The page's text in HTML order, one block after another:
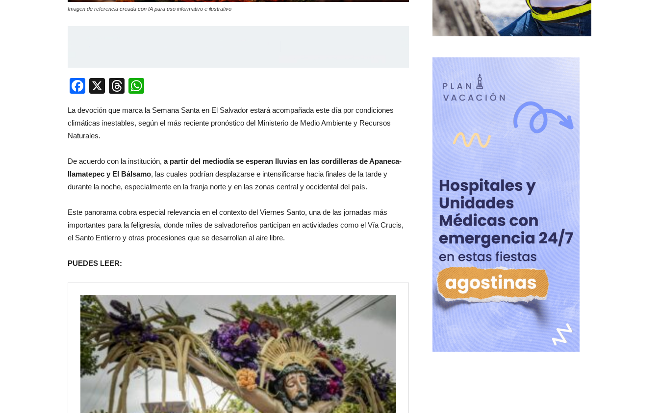
Imagen de referencia creada con IA para uso informativo e ilustrativo
Facebook
X Threads
La devoción que marca la Semana Santa en El Salvador estará acompañada este día por condiciones
climáticas inestables, según el más reciente pronóstico del Ministerio de Medio Ambiente y Recursos
Naturales.
De acuerdo con la institución, a partir del mediodía se esperan lluvias en las cordilleras de Apaneca-
Ilamatepec y El Bálsamo, las cuales podrían desplazarse e intensificarse hacia finales de la tarde y
durante la noche, especialmente en la franja norte y en las zonas central y occidental del país.
Este panorama cobra especial relevancia en el contexto del Viernes Santo, una de las jornadas más
importantes para la feligresía, donde miles de salvadoreños participan en actividades como el Vía Crucis,
el Santo Entierro y otras procesiones que se desarrollan al aire libre.
PUEDES LEER: